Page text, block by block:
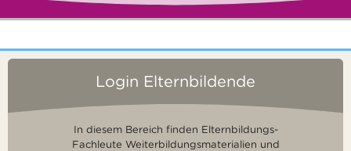
Login Elternbildende
In diesem Bereich finden Elternbildungs-
Fachleute Weiterbildungsmaterialien und